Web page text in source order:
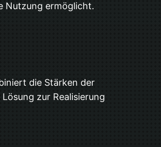
Nutzung ermöglicht.
die Stärken der
zur Realisierung